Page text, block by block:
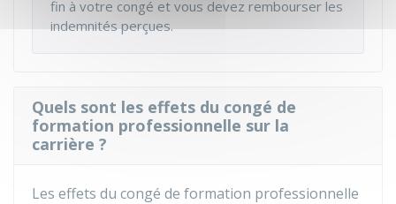
fin à votre congé et vous devez rembourser les
indemnités perçues.
Quels sont les effets du congé de
formation professionnelle sur la
carrière ?
Les effets du congé de formation professionnelle